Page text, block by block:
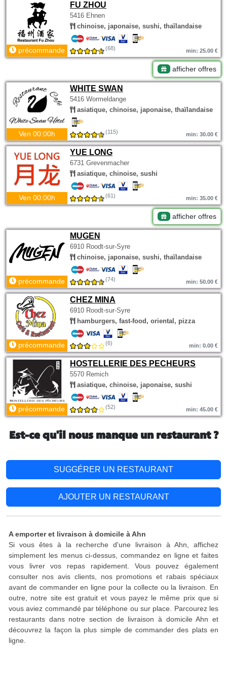
FU ZHOU
5416 Ehnen
chinoise, japonaise, sushi, thaïlandaise
précommande (68) min: 25.00 €
afficher offres
WHITE SWAN
5416 Wormeldange
asiatique, chinoise, japonaise, thaïlandaise
Ven 00:00h (115) min: 30.00 €
YUE LONG
6731 Grevenmacher
asiatique, chinoise, sushi
Ven 00:00h (61) min: 35.00 €
afficher offres
MUGEN
6910 Roodt-sur-Syre
chinoise, japonaise, sushi, thaïlandaise
précommande (74) min: 50.00 €
CHEZ MINA
6910 Roodt-sur-Syre
hamburgers, fast-food, oriental, pizza
précommande (6) min: 0.00 €
HOSTELLERIE DES PECHEURS
5570 Remich
asiatique, chinoise, japonaise, sushi
précommande (52) min: 45.00 €
Est-ce qu'il nous manque un restaurant ?
SUGGÉRER UN RESTAURANT
AJOUTER UN RESTAURANT
A emporter et livraison à domicile à Ahn
Si vous êtes à la recherche d'une livraison à Ahn, affichez
simplement les menus ci-dessus, commandez en ligne et faites
vous livrer vos repas rapidement. Vous pouvez également
consulter nos avis clients, nos promotions et rabais spéciaux
avant de commander en ligne pour la collecte ou la livraison. En
outre, notre site est gratuit et vous payez le même prix que si
vous aviez commandé par téléphone ou sur place. Parcourez les
restaurants dans notre section de livraison à domicile Ahn et
découvrez la façon la plus simple de commander des plats en
ligne.